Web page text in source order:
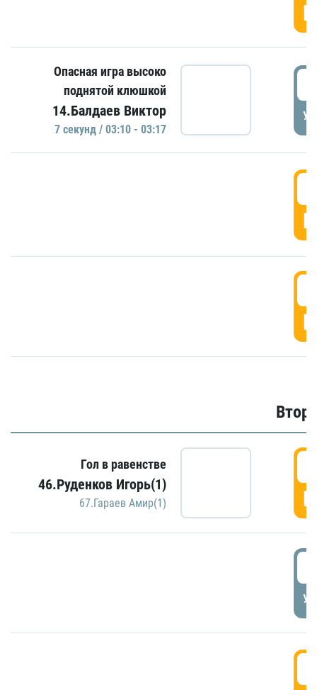
Опасная игра высоко
поднятой клюшкой
14.Балдаев Виктор
7 секунд / 03:10 - 03:17
Гол в равенстве
46.Руденков Игорь(1)
67.Гараев Амир(1)